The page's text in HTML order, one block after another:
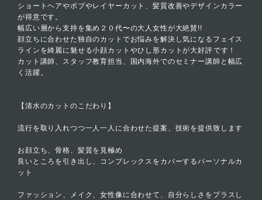
ショートヘアやボブやレイヤーカット、髪質改善やデザインカラー
が得意です。
幅広い層から支持を集め２０代〜の大人女性が大絶賛!!
顔立ちに合わせた独自のカットでお悩みを解決し気になるフェイス
ラインを綺麗に魅せる小顔カットやひし形カットが大好評です！
カット講師、スタッフ教育担当、国内海外でのセミナー講師と幅広
く活躍。
【清水のカットのこだわり】
流行を取り入れつつ一人一人に合わせた提案、技術を提供致します
お顔立ち、骨格、髪質を見極め
良いところを引き出し、コンプレックスをカバーするパーソナルカ
ット
ファッション、メイク、女性像に合わせて、自分らしさをプラスし